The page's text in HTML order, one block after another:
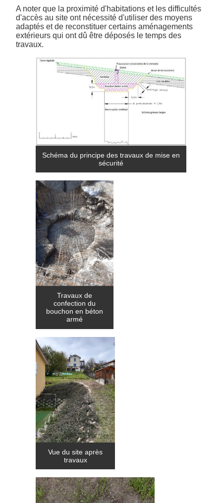
A noter que la proximité d'habitations et les difficultés
d'accès au site ont nécessité d'utiliser des moyens
adaptés et de reconstituer certains aménagements
extérieurs qui ont dû être déposés le temps des
travaux.
Schéma du principe des travaux de mise en
sécurité
Travaux de
confection du
bouchon en béton
armé
Vue du site après
travaux